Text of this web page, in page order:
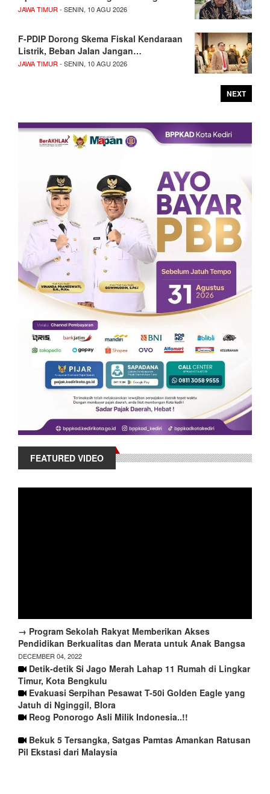
JAWA TIMUR- SENIN, 10 AGU 2026
F-PDIP Dorong Skema Fiskal Kendaraan
Listrik, Beban Jalan Jangan…
JAWA TIMUR- SENIN, 10 AGU 2026
NEXT
FEATURED VIDEO
→ Program Sekolah Rakyat Memberikan Akses
Pendidikan Berkualitas dan Merata untuk Anak Bangsa
DECEMBER 04, 2022
Detik-detik Si Jago Merah Lahap 11 Rumah di Lingkar
Timur, Kota Bengkulu
Evakuasi Serpihan Pesawat T-50i Golden Eagle yang
Jatuh di Nginggil, Blora
Reog Ponorogo Asli Milik Indonesia..!!
Bekuk 5 Tersangka, Satgas Pamtas Amankan Ratusan
Pil Ekstasi dari Malaysia